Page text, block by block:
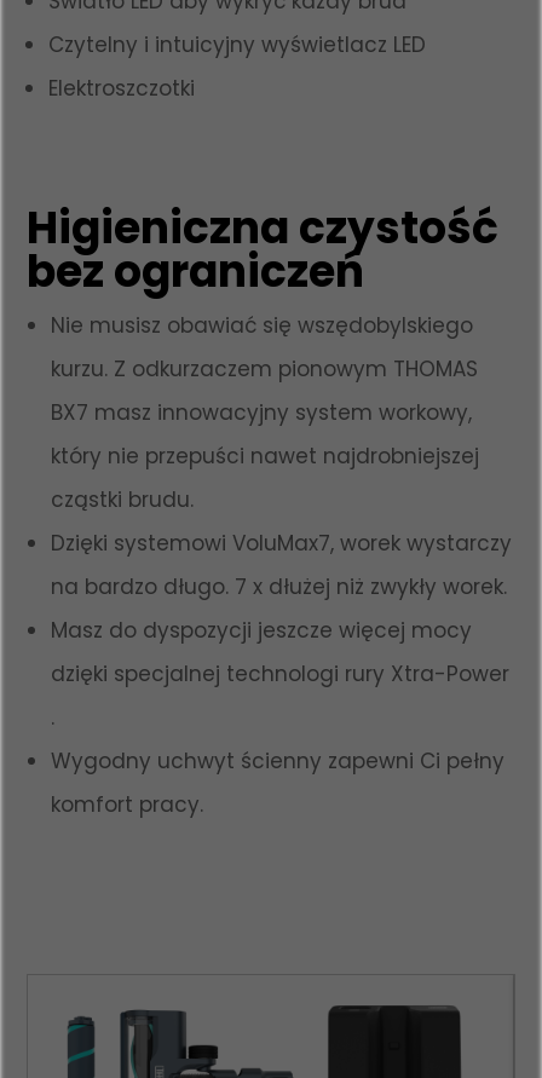
Czytelny i intuicyjny wyświetlacz LED
Elektroszczotki
Higieniczna czystość
bez ograniczeń
Nie musisz obawiać się wszędobylskiego
kurzu. Z odkurzaczem pionowym THOMAS
BX7 masz innowacyjny system workowy,
który nie przepuści nawet najdrobniejszej
cząstki brudu.
Dzięki systemowi VoluMax7, worek wystarczy
na bardzo długo. 7 x dłużej niż zwykły worek.
Masz do dyspozycji jeszcze więcej mocy
dzięki specjalnej technologi rury Xtra-Power
.
Wygodny uchwyt ścienny zapewni Ci pełny
komfort pracy.